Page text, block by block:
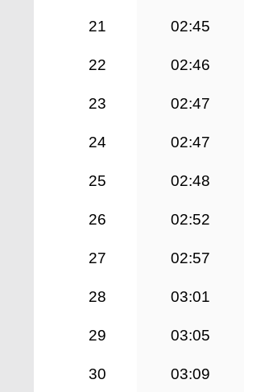
21 02:45
22 02:46
23 02:47
24 02:47
25 02:48
26 02:52
27 02:57
28 03:01
29 03:05
30 03:09